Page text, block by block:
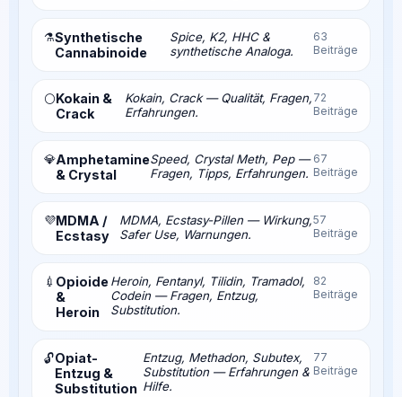
⚗️Synthetische
Cannabinoide
Spice, K2, HHC &
synthetische Analoga.
63
Beiträge
⚪Kokain &
Crack
Kokain, Crack — Qualität, Fragen,
Erfahrungen.
72
Beiträge
💎Amphetamine
& Crystal
Speed, Crystal Meth, Pep —
Fragen, Tipps, Erfahrungen.
67
Beiträge
💜MDMA /
Ecstasy
MDMA, Ecstasy-Pillen — Wirkung,
Safer Use, Warnungen.
57
Beiträge
💉 Opioide
&
Heroin
Heroin, Fentanyl, Tilidin, Tramadol,
Codein — Fragen, Entzug,
Substitution.
82
Beiträge
🔓Opiat-
Entzug &
Substitution
Entzug, Methadon, Subutex,
Substitution — Erfahrungen &
Hilfe.
77
Beiträge